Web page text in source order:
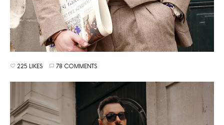
225 LIKES 78 COMMENTS